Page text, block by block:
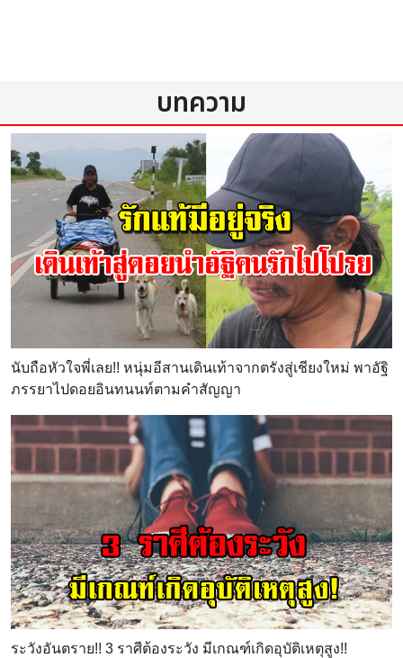
บทความ
นับถือหัวใจพี่เลย!! หนุ่มอีสานเดินเท้าจากตรังสู่เชียงใหม่ พาอัฐิ
ภรรยาไปดอยอินทนนท์ตามคำสัญญา
ระวังอันตราย!! 3 ราศีต้องระวัง มีเกณฑ์เกิดอุบัติเหตุสูง!!